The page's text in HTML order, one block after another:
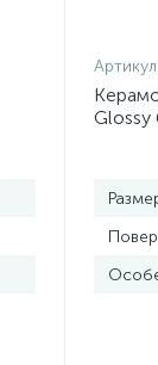
Артикул:
Glossy